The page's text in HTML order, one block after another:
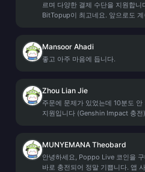
르며 다양한 결제 수단을 지원합
BitTopup이 최고네요. 앞으로도
Mansoor Ahadi
좋고 아주 마음에 듭니다.
Zhou Lian Jie
주문에 문제가 있었는데 10분도
지원입니다 (Genshin Impact 충전
MUNYEMANA Theobard
안녕하세요, Poppo Live 코인을
바로 충전되어 정말 기쁩니다. 앱